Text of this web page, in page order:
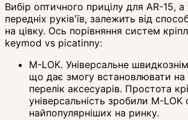
Вибір оптичного прицілу для AR-15, а
передніх руків'їв, залежить від
на цівку. Ось порівняння систем
keymod vs picatinny:
M-LOK. Універсальне
що дає змогу встановлювати на
перелік аксесуарів. Простота
універсальність зробили M-LOK
найпопулярніших на ринку.